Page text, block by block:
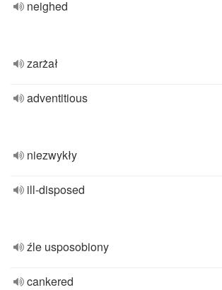
neighed
zarżał
adventitious
niezwykły
ill-disposed
źle usposobiony
cankered